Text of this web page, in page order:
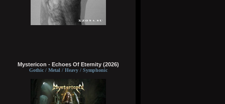
Mystericon - Echoes Of Eternity (2026)
Gothic / Metal / Heavy / Symphonic